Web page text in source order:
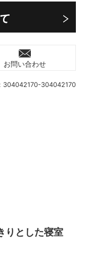
304042170-304042170
お問い合わせ
りとした寝室